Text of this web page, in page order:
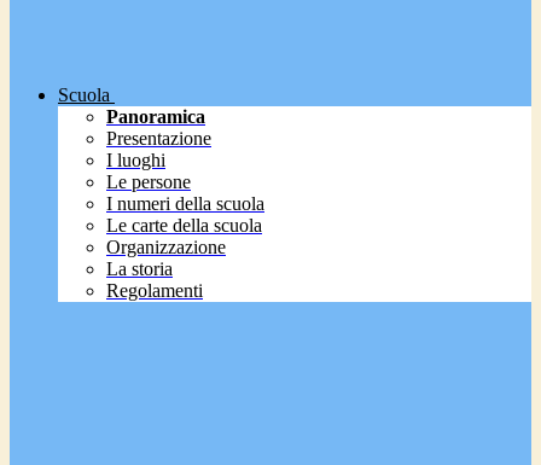
Scuola
Panoramica
Presentazione
I luoghi
Le persone
I numeri della scuola
Le carte della scuola
Organizzazione
La storia
Regolamenti